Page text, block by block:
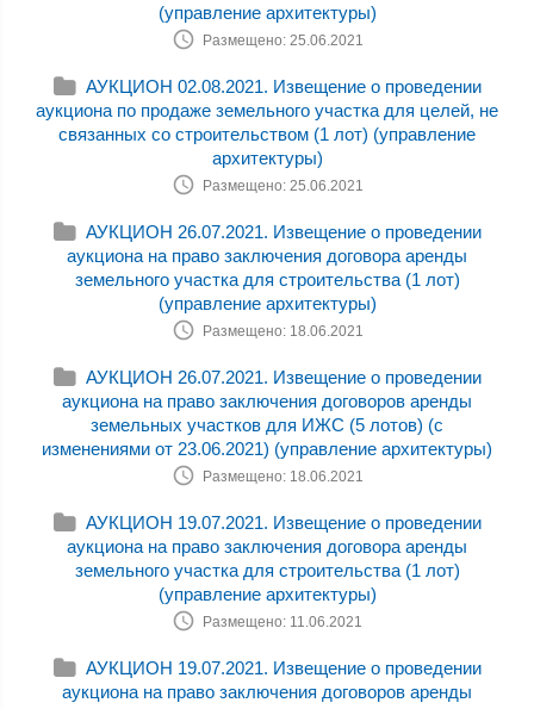
(управление архитектуры)
Размещено: 25.06.2021
АУКЦИОН 02.08.2021. Извещение о проведении
аукциона по продаже земельного участка для целей, не
связанных со строительством (1 лот) (управление
архитектуры)
Размещено: 25.06.2021
АУКЦИОН 26.07.2021. Извещение о проведении
аукциона на право заключения договора аренды
земельного участка для строительства (1 лот)
(управление архитектуры)
Размещено: 18.06.2021
АУКЦИОН 26.07.2021. Извещение о проведении
аукциона на право заключения договоров аренды
земельных участков для ИЖС (5 лотов) (с
изменениями от 23.06.2021) (управление архитектуры)
Размещено: 18.06.2021
АУКЦИОН 19.07.2021. Извещение о проведении
аукциона на право заключения договора аренды
земельного участка для строительства (1 лот)
(управление архитектуры)
Размещено: 11.06.2021
АУКЦИОН 19.07.2021. Извещение о проведении
аукциона на право заключения договоров аренды